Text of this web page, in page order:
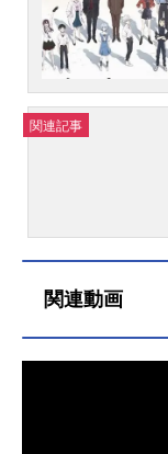
関連記事
関連動画